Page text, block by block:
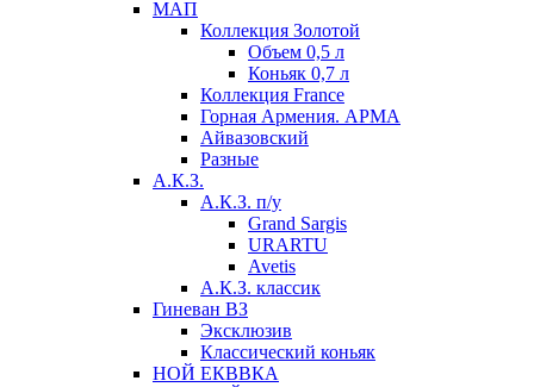
МАП
Коллекция Золотой
Объем 0,5 л
Коньяк 0,7 л
Коллекция France
Горная Армения. АРМА
Айвазовский
Разные
А.К.З.
А.К.З. п/у
Grand Sargis
URARTU
Avetis
А.К.З. классик
Гиневан ВЗ
Эксклюзив
Классический коньяк
НОЙ ЕКВВКА